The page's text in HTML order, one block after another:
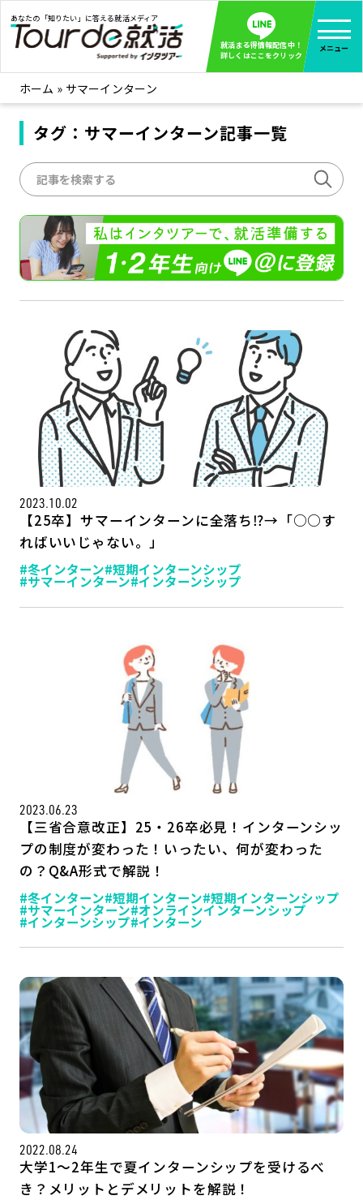
あなたの「知りたい」に答える就活メディア
就活まる得情報配信中！
詳しくはここをクリック
メニュー
就活ノウハウ 全て見る
企業まる見え！特捜部 全て見る
みんなが知らない企業の裏側を徹底調査！
インタツアー活動レポ 全て見る
インタツアーを使ってどうだった？OBOG成功談
社会人インタビュー 全て見る
社会人になった今、就活を振り返ってみた
学生就活ブログ 全て見る
企業・業界研究はインタツアー
記事一覧
運営会社
プライバシーポリシー
公式SNSはこちら
ホーム » サマーインターン
タグ：サマーインターン記事一覧
2023.10.02
【25卒】サマーインターンに全落ち⁉→「○○す
ればいいじゃない。」
#冬インターン#短期インターンシップ
#サマーインターン#インターンシップ
2023.06.23
【三省合意改正】25・26卒必見！インターンシッ
プの制度が変わった！いったい、何が変わった
の？Q&A形式で解説！
#冬インターン#短期インターン#短期インターンシップ
#サマーインターン#オンラインインターンシップ
#インターンシップ#インターン
2022.08.24
大学1～2年生で夏インターンシップを受けるべ
き？メリットとデメリットを解説！